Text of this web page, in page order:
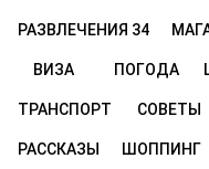
РАЗВЛЕЧЕНИЯ 34
ВИЗА ПОГОДА
ТРАНСПОРТ СОВЕТЫ
РАССКАЗЫ ШОППИНГ